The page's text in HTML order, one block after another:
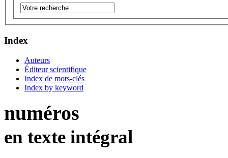
Index
Auteurs
Éditeur scientifique
Index de mots-clés
Index by keyword
numéros
en texte intégral